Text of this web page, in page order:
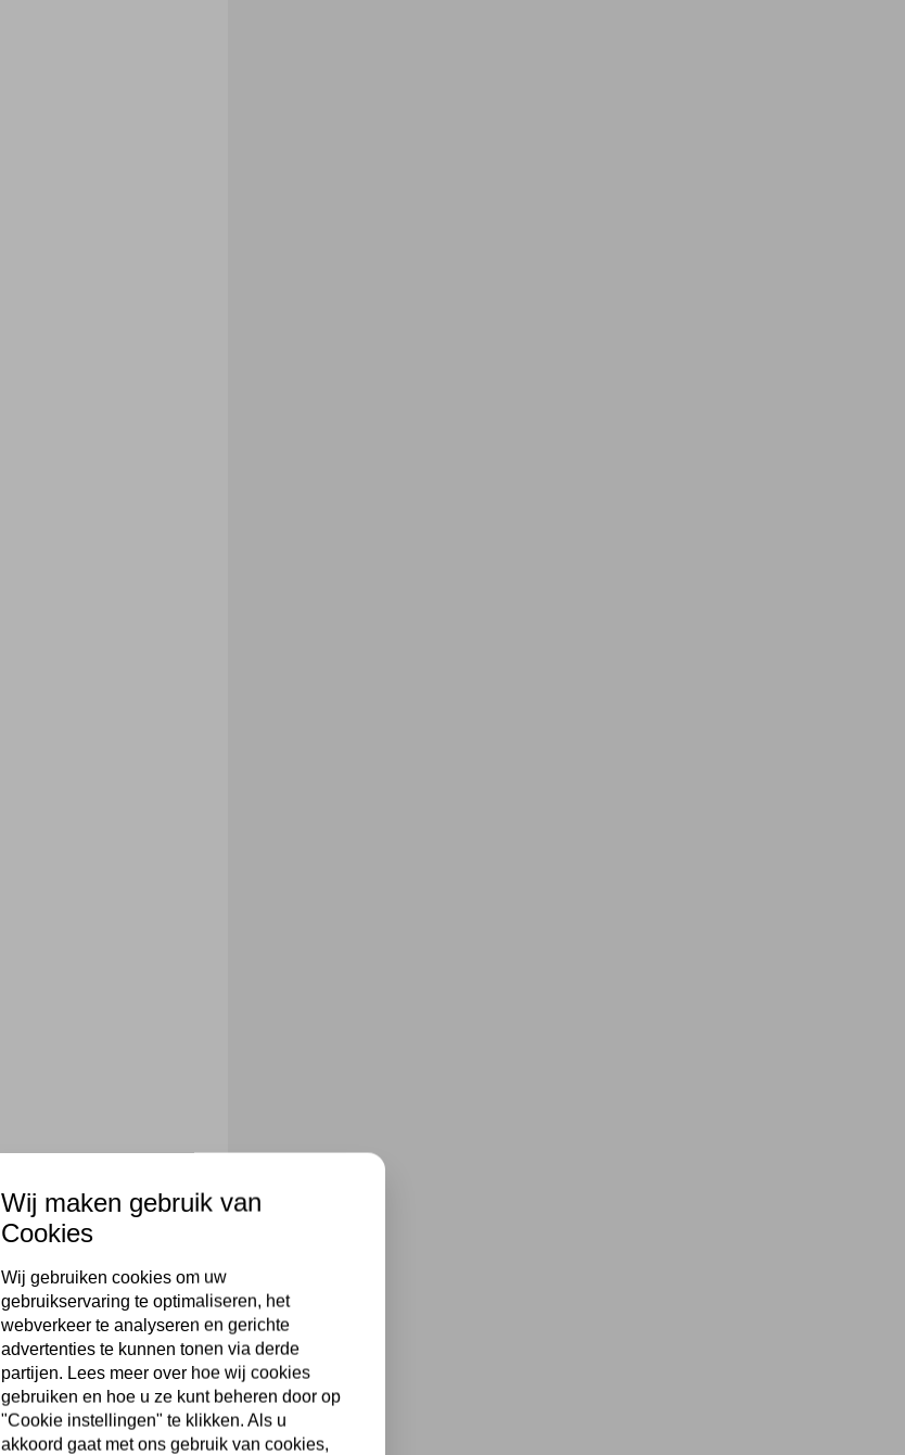
Wij maken gebruik van
Cookies
Wij gebruiken cookies om uw
gebruikservaring te optimaliseren, het
webverkeer te analyseren en gerichte
advertenties te kunnen tonen via derde
partijen. Lees meer over hoe wij cookies
gebruiken en hoe u ze kunt beheren door op
"Cookie instellingen" te klikken. Als u
akkoord gaat met ons gebruik van cookies,